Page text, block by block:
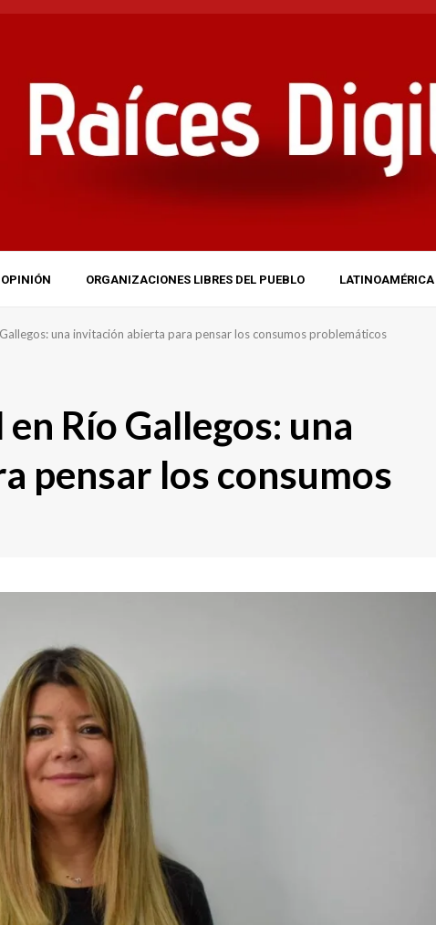
OPINIÓN ORGANIZACIONES LIBRES DEL PUEBLO LATINOAMÉRICA
una invitación abierta para pensar los consumos problemáticos
Río Gallegos: una
pensar los consumos